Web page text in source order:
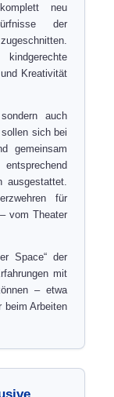
neu
der
Kreativität
auch
sollen sich bei
gemeinsam
ausgestattet.
für
vom Theater
Space“ der
mit
– etwa
beim Arbeiten